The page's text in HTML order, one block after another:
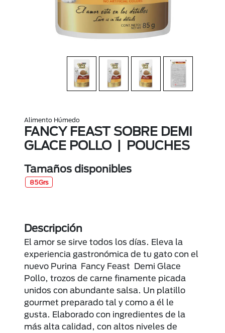
Alimento Húmedo
FANCY FEAST SOBRE DEMI
GLACE POLLO | POUCHES
Tamaños disponibles
85Grs
Descripción
El amor se sirve todos los días. Eleva la
experiencia gastronómica de tu gato con el
nuevo Purina Fancy Feast Demi Glace
Pollo, trozos de carne finamente picada
unidos con abundante salsa. Un platillo
gourmet preparado tal y como a él le
gusta. Elaborado con ingredientes de la
más alta calidad, con altos niveles de